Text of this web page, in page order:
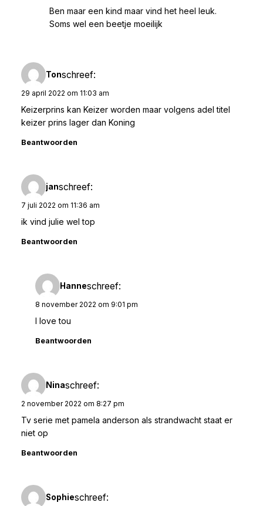
Ben maar een kind maar vind het heel leuk.
Soms wel een beetje moeilijk
Tonschreef:
29 april 2022 om 11:03 am
Keizerprins kan Keizer worden maar volgens adel titel
keizer prins lager dan Koning
Beantwoorden
janschreef:
7 juli 2022 om 11:36 am
ik vind julie wel top
Beantwoorden
Hanneschreef:
8 november 2022 om 9:01 pm
I love tou
Beantwoorden
Ninaschreef:
2 november 2022 om 8:27 pm
Tv serie met pamela anderson als strandwacht staat er
niet op
Beantwoorden
Sophieschreef: